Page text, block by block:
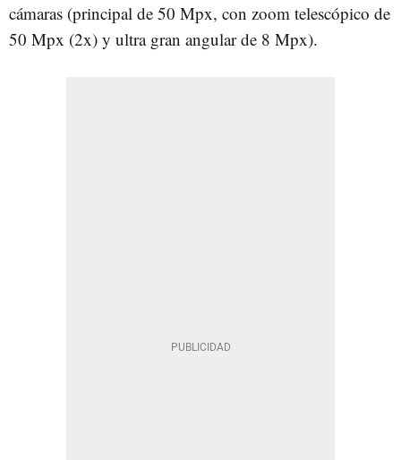
cámaras (principal de 50 Mpx, con zoom telescópico de
50 Mpx (2x) y ultra gran angular de 8 Mpx).